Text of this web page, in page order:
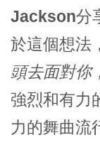
Jackson分
於這個想法，
頭去面對你
強烈和有力
力的舞曲流